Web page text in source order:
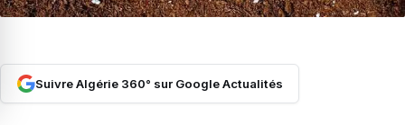
Suivre Algérie 360° sur Google Actualités